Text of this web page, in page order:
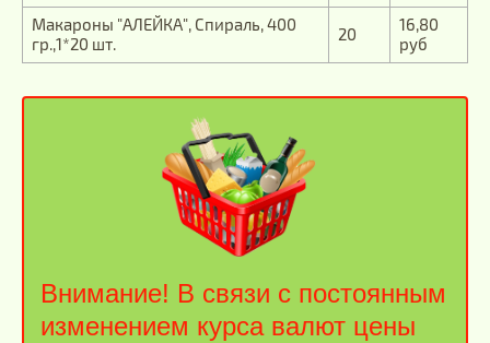
Макароны "АЛЕЙКА", Спираль, 400
гр.,1*20 шт.
20
16,80
руб
Внимание! В связи с постоянным
изменением курса валют цены